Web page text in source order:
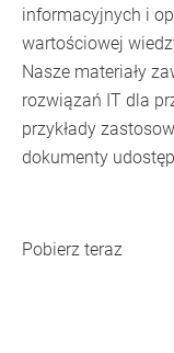
informacyjnych i
wartościowej
Nasze materiały
rozwiązań IT dla
przykłady
dokumenty
Pobierz teraz